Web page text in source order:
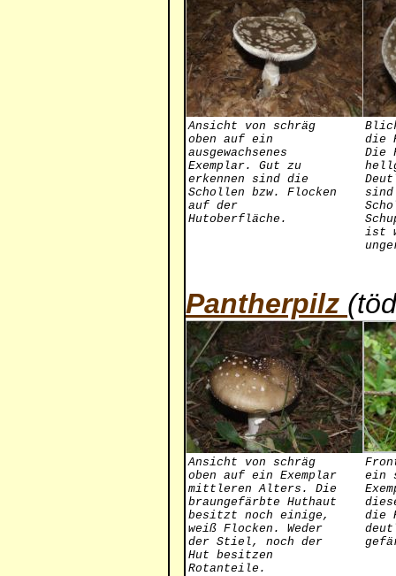
Ansicht von schräg
oben auf ein
ausgewachsenes
Exemplar. Gut zu
erkennen sind die
Schollen bzw. Flocken
auf der
Hutoberfläche.
die
Die
sind
ist
Pantherpilz
Ansicht von schräg
oben auf ein Exemplar
mittleren Alters. Die
braungefärbte Huthaut
besitzt noch einige,
weiß Flocken. Weder
der Stiel, noch der
Hut besitzen
Rotanteile.
ein
die